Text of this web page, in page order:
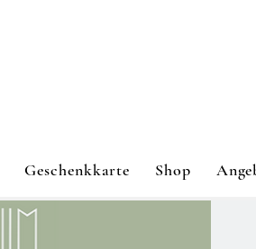
Geschenkkarte Shop